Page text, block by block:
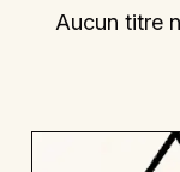
Aucun titre